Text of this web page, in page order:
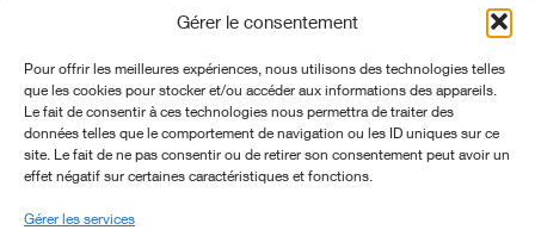
Gérer le consentement
Pour offrir les meilleures expériences, nous utilisons des technologies telles
que les cookies pour stocker et/ou accéder aux informations des appareils.
Le fait de consentir à ces technologies nous permettra de traiter des
données telles que le comportement de navigation ou les ID uniques sur ce
site. Le fait de ne pas consentir ou de retirer son consentement peut avoir un
effet négatif sur certaines caractéristiques et fonctions.
Gérer les services